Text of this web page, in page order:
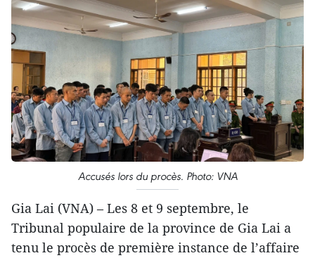
Accusés lors du procès. Photo: VNA
Gia Lai (VNA) – Les 8 et 9 septembre, le
Tribunal populaire de la province de Gia Lai a
tenu le procès de première instance de l’affaire